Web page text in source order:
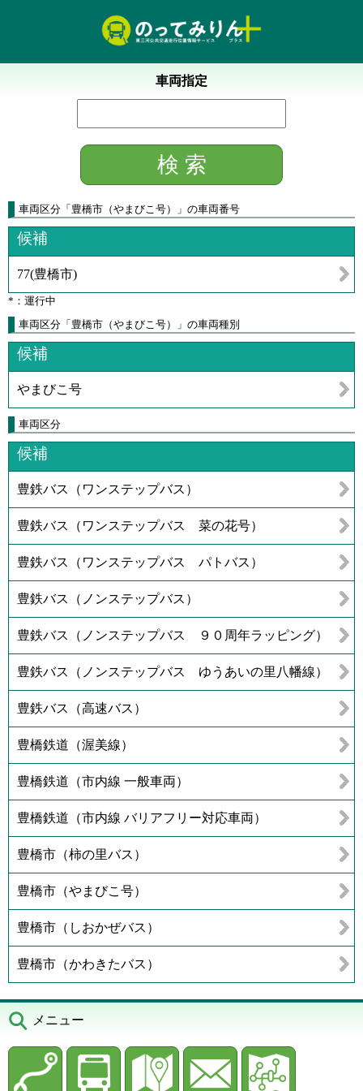
車両指定
車両区分 「 豊橋市（やまびこ号） 」 の車両番号
候補
77(豊橋市)
*：運行中
車両区分「豊橋市（やまびこ号）」の車両種別
候補
やまびこ号
車両区分
候補
豊鉄バス（ワンステップバス）
豊鉄バス（ワンステップバス 菜の花号）
豊鉄バス（ワンステップバス パトバス）
豊鉄バス（ノンステップバス）
豊鉄バス（ノンステップバス ９０周年ラッピング）
豊鉄バス（ノンステップバス ゆうあいの里八幡線）
豊鉄バス（高速バス）
豊橋鉄道（渥美線）
豊橋鉄道（市内線 一般車両）
豊橋鉄道（市内線 バリアフリー対応車両）
豊橋市（柿の里バス）
豊橋市（やまびこ号）
豊橋市（しおかぜバス）
豊橋市（かわきたバス）
メニュー